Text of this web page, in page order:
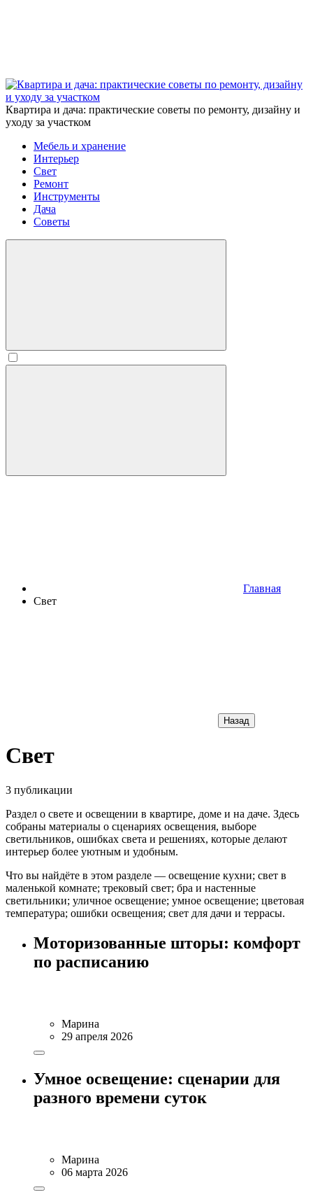
Квартира и дача: практические советы по ремонту, дизайну и
уходу за участком
Мебель и хранение
Интерьер
Свет
Ремонт
Инструменты
Дача
Советы
Главная
Свет
Назад
Свет
3 публикации
Раздел о свете и освещении в квартире, доме и на даче. Здесь
собраны материалы о сценариях освещения, выборе
светильников, ошибках света и решениях, которые делают
интерьер более уютным и удобным.
Что вы найдёте в этом разделе — освещение кухни; свет в
маленькой комнате; трековый свет; бра и настенные
светильники; уличное освещение; умное освещение; цветовая
температура; ошибки освещения; свет для дачи и террасы.
Моторизованные шторы: комфорт
по расписанию
Марина
29 апреля 2026
Умное освещение: сценарии для
разного времени суток
Марина
06 марта 2026